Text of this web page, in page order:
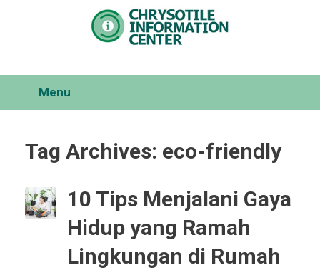
Menu
Tag Archives: eco-friendly
10 Tips Menjalani Gaya
Hidup yang Ramah
Lingkungan di Rumah